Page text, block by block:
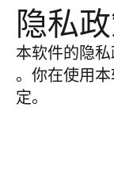
隐私
本软件的隐
。你在使用
定。